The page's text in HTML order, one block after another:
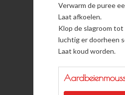
Verwarm de puree
Laat afkoelen.
Klop de slagroom
luchtig er doorheen
Laat koud worden.